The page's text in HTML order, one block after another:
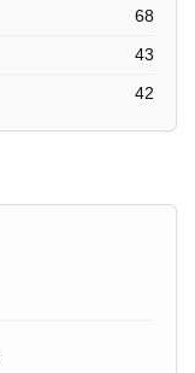
68
43
42